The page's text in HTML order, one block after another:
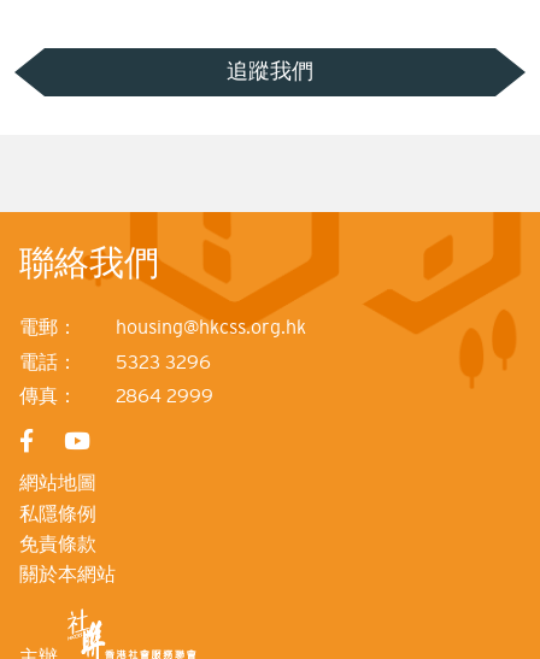
追蹤我們
聯絡我們
電郵：
housing@hkcss.org.hk
電話：
5323 3296
傳真：
2864 2999
網站地圖
私隱條例
免責條款
關於本網站